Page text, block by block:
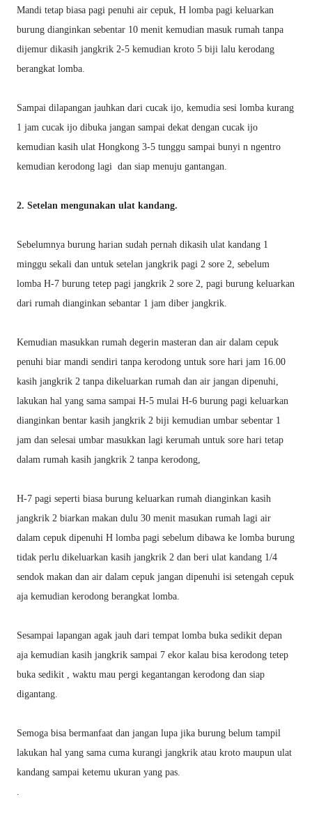
Mandi tetap biasa pagi penuhi air cepuk, H lomba pagi keluarkan
burung dianginkan sebentar 10 menit kemudian masuk rumah tanpa
dijemur dikasih jangkrik 2-5 kemudian kroto 5 biji lalu kerodang
berangkat lomba.
Sampai dilapangan jauhkan dari cucak ijo, kemudia sesi lomba kurang
1 jam cucak ijo dibuka jangan sampai dekat dengan cucak ijo
kemudian kasih ulat Hongkong 3-5 tunggu sampai bunyi n ngentro
kemudian kerodong lagi dan siap menuju gantangan.
2. Setelan mengunakan ulat kandang.
Sebelumnya burung harian sudah pernah dikasih ulat kandang 1
minggu sekali dan untuk setelan jangkrik pagi 2 sore 2, sebelum
lomba H-7 burung tetep pagi jangkrik 2 sore 2, pagi burung keluarkan
dari rumah dianginkan sebantar 1 jam diber jangkrik.
Kemudian masukkan rumah degerin masteran dan air dalam cepuk
penuhi biar mandi sendiri tanpa kerodong untuk sore hari jam 16.00
kasih jangkrik 2 tanpa dikeluarkan rumah dan air jangan dipenuhi,
lakukan hal yang sama sampai H-5 mulai H-6 burung pagi keluarkan
dianginkan bentar kasih jangkrik 2 biji kemudian umbar sebentar 1
jam dan selesai umbar masukkan lagi kerumah untuk sore hari tetap
dalam rumah kasih jangkrik 2 tanpa kerodong,
H-7 pagi seperti biasa burung keluarkan rumah dianginkan kasih
jangkrik 2 biarkan makan dulu 30 menit masukan rumah lagi air
dalam cepuk dipenuhi H lomba pagi sebelum dibawa ke lomba burung
tidak perlu dikeluarkan kasih jangkrik 2 dan beri ulat kandang 1/4
sendok makan dan air dalam cepuk jangan dipenuhi isi setengah cepuk
aja kemudian kerodong berangkat lomba.
Sesampai lapangan agak jauh dari tempat lomba buka sedikit depan
aja kemudian kasih jangkrik sampai 7 ekor kalau bisa kerodong tetep
buka sedikit , waktu mau pergi kegantangan kerodong dan siap
digantang.
Semoga bisa bermanfaat dan jangan lupa jika burung belum tampil
lakukan hal yang sama cuma kurangi jangkrik atau kroto maupun ulat
kandang sampai ketemu ukuran yang pas.
.